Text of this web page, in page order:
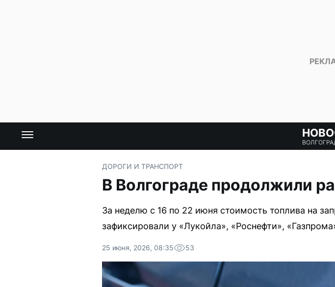
ДОРОГИ И ТРАНСПОРТ
В Волгограде продолжили
За неделю с 16 по 22 июня стоимость топлива на
зафиксировали у «Лукойла», «Роснефти»,
25 июня, 2026, 08:35 53